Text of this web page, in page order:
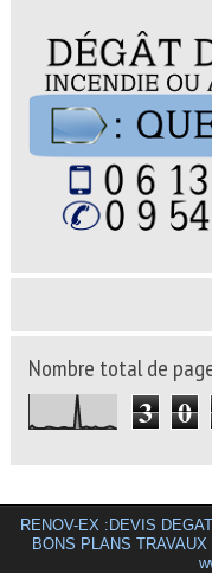
Nombre total de
3 0
RENOV-EX :DEVIS
BONS PLANS